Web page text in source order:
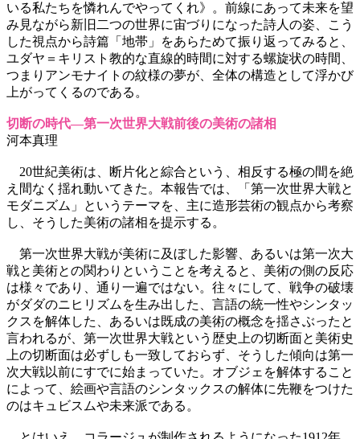
いる私たちを憐れんでやってくれ》。前線にあって未来を望
み見ながら新旧二つの世界に宙づりになった詩人の姿、こう
した視点から詩篇「地帯」をあらためて振り返ってみると、
ユダヤ＝キリスト教的な直線的時間に対する螺旋状の時間、
つまりアンモナイトの紋様の夢が、全体の構造として浮かび
上がってくるのである。
切断の時代―第一次世界大戦前後の美術の諸相
河本真理
20世紀美術は、断片化と綜合という、相反する極の間を絶
え間なく揺れ動いてきた。本報告では、「第一次世界大戦と
モダニズム」というテーマを、主に造形芸術の観点から考察
し、そうした美術の諸相を提示する。
第一次世界大戦が美術に及ぼした影響、あるいは第一次大
戦と美術との関わりということを考えると、美術の側の反応
は様々であり、通り一遍ではない。往々にして、戦争の破壊
がダダのニヒリズムを生み出した、言語の統一性やシンタッ
クスを解体した、あるいは既成の美術の概念を揺さぶったと
言われるが、第一次世界大戦という歴史上の切断面と美術史
上の切断面は必ずしも一致しておらず、そうした傾向は第一
次大戦以前にすでに始まっていた。オブジェを解体すること
によって、絵画や言語のシンタックスの解体に先鞭をつけた
のはキュビスムや未来派である。